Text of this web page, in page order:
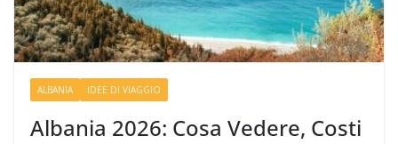
ALBANIA IDEE DI VIAGGIO
Albania 2026: Cosa Vedere, Costi